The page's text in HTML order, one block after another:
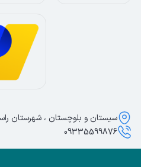
سیستان و بلوچستان ، شهرستان
09335599876